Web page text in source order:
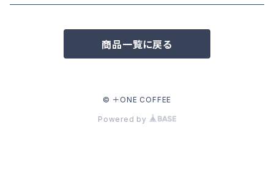
水出し ICE COFFEE
DRIP COFFEE
商品一覧に戻る
© ＋ONE COFFEE
Powered by